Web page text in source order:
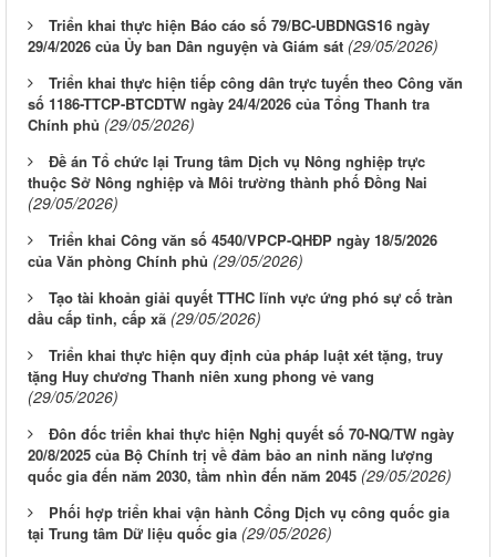
Triển khai thực hiện Báo cáo số 79/BC-UBDNGS16 ngày
29/4/2026 của Ủy ban Dân nguyện và Giám sát (29/05/2026)
Triển khai thực hiện tiếp công dân trực tuyến theo Công văn
số 1186-TTCP-BTCDTW ngày 24/4/2026 của Tổng Thanh tra
Chính phủ (29/05/2026)
Đề án Tổ chức lại Trung tâm Dịch vụ Nông nghiệp trực
thuộc Sở Nông nghiệp và Môi trường thành phố Đồng Nai
(29/05/2026)
Triển khai Công văn số 4540/VPCP-QHĐP ngày 18/5/2026
của Văn phòng Chính phủ (29/05/2026)
Tạo tài khoản giải quyết TTHC lĩnh vực ứng phó sự cố tràn
dầu cấp tỉnh, cấp xã (29/05/2026)
Triển khai thực hiện quy định của pháp luật xét tặng, truy
tặng Huy chương Thanh niên xung phong vẻ vang
(29/05/2026)
Đôn đốc triển khai thực hiện Nghị quyết số 70-NQ/TW ngày
20/8/2025 của Bộ Chính trị về đảm bảo an ninh năng lượng
quốc gia đến năm 2030, tầm nhìn đến năm 2045 (29/05/2026)
Phối hợp triển khai vận hành Cổng Dịch vụ công quốc gia
tại Trung tâm Dữ liệu quốc gia (29/05/2026)